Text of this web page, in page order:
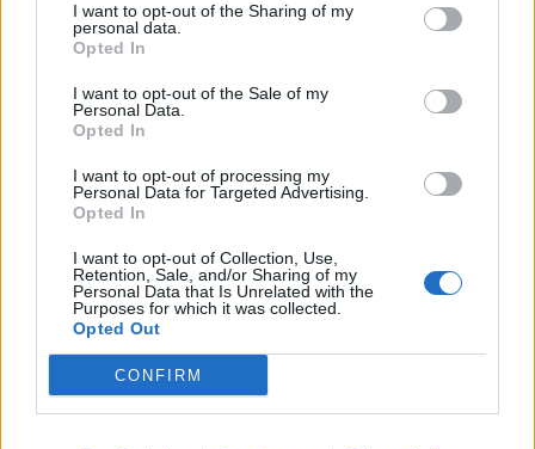
I want to opt-out of the Sharing of my
personal data.
Opted In
I want to opt-out of the Sale of my
Personal Data.
Opted In
I want to opt-out of processing my
Personal Data for Targeted Advertising.
Opted In
I want to opt-out of Collection, Use,
Retention, Sale, and/or Sharing of my
Personal Data that Is Unrelated with the
Purposes for which it was collected.
Opted Out
CONFIRM
Νέα εποχή για τις αεροδιακομιδές
Με τα δύο ελικόπτερα και τα δύο αεροπλάνα
εκτιμάται ότι θα μειωθεί πολύ σημαντικά η
Πολεμικής Αεροπορίας και των ελικοπτέρων
της Αεροπορίας Στρατού, που σήμερα
εξυπηρετούν την μεγάλη πλειονότητα των
αεροδιακομιδών.
Οι περίπου 1800 αποστολές αεροδιακομιδής
που πραγματοποιούνται κάθε χρόνο